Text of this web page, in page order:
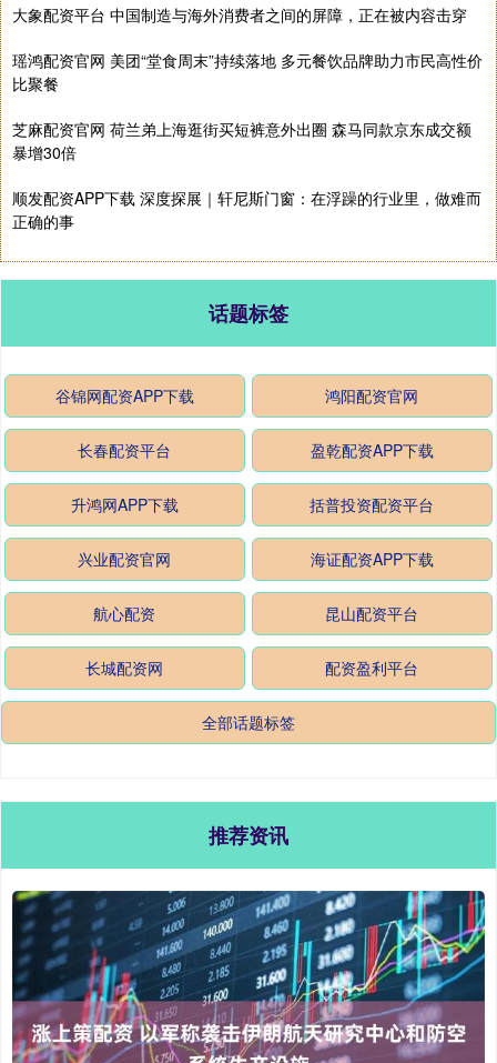
大象配资平台 中国制造与海外消费者之间的屏障，正在被内容击穿
瑶鸿配资官网 美团“堂食周末”持续落地 多元餐饮品牌助力市民高性价
比聚餐
芝麻配资官网 荷兰弟上海逛街买短裤意外出圈 森马同款京东成交额
暴增30倍
顺发配资APP下载 深度探展｜轩尼斯门窗：在浮躁的行业里，做难而
正确的事
话题标签
谷锦网配资APP下载 鸿阳配资官网
长春配资平台 盈乾配资APP下载
升鸿网APP下载 括普投资配资平台
兴业配资官网 海证配资APP下载
航心配资 昆山配资平台
长城配资网 配资盈利平台
全部话题标签
推荐资讯